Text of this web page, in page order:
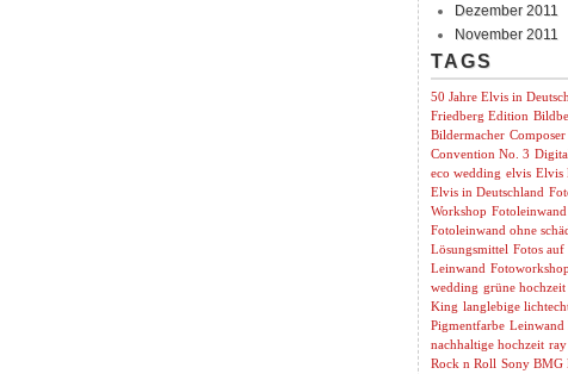
Dezember 2011
November 2011
TAGS
50 Jahre Elvis in
Friedberg Edition
Bildermacher Composer
Convention No. 3
eco wedding elvis Elvis
Elvis in Deutschland
Workshop Fotoleinwand
Fotoleinwand ohne
Lösungsmittel Fotos auf
Leinwand Fotoworkshop
wedding grüne hochzeit
King langlebige
Pigmentfarbe Leinwand
nachhaltige hochzeit ray
Rock n Roll Sony BMG